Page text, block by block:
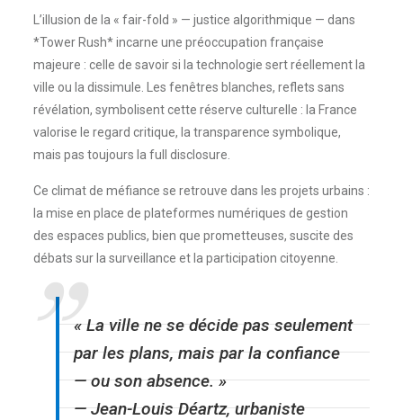
L’illusion de la « fair-fold » — justice algorithmique — dans
*Tower Rush* incarne une préoccupation française
majeure : celle de savoir si la technologie sert réellement la
ville ou la dissimule. Les fenêtres blanches, reflets sans
révélation, symbolisent cette réserve culturelle : la France
valorise le regard critique, la transparence symbolique,
mais pas toujours la full disclosure.
Ce climat de méfiance se retrouve dans les projets urbains :
la mise en place de plateformes numériques de gestion
des espaces publics, bien que prometteuses, suscite des
débats sur la surveillance et la participation citoyenne.
« La ville ne se décide pas seulement
par les plans, mais par la confiance
— ou son absence. »
— Jean-Louis Déartz, urbaniste